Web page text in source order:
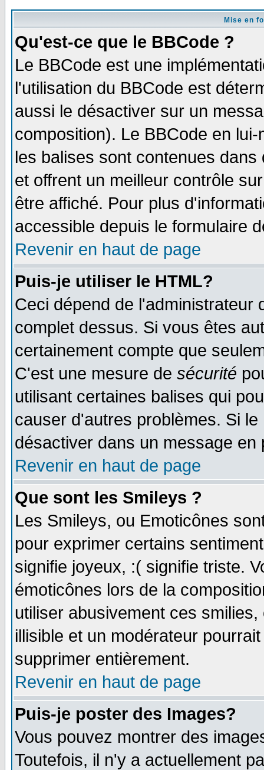
Mise en
Qu'est-ce que le BBCode ?
Le BBCode est une
l'utilisation du BBCode est
aussi le désactiver sur un
composition). Le BBCode en
les balises sont contenues
et offrent un meilleur contrôle
être affiché. Pour plus
accessible depuis le formulaire
Revenir en haut de page
Puis-je utiliser le HTML?
Ceci dépend de l'administrateur
complet dessus. Si vous êtes
certainement compte que
C'est une mesure de sécurité
utilisant certaines balises qui
causer d'autres problèmes. Si
désactiver dans un message
Revenir en haut de page
Que sont les Smileys ?
Les Smileys, ou Emoticônes
pour exprimer certains
signifie joyeux, :( signifie triste.
émoticônes lors de la
utiliser abusivement ces
illisible et un modérateur
supprimer entièrement.
Revenir en haut de page
Puis-je poster des Images?
Vous pouvez montrer des
Toutefois, il n'y a actuellement